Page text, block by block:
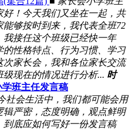
！今天我们又坐在一起，共
够按时到来，我代表全班72
接任这个班级已经快一年
的性格特点、行为习惯、学习
家长会，我和各位家长交流
现在的情况进行分析... 时
学班主任发言稿
社会生活中，我们都可能会用
严密，态度明确，观点鲜明
底应如何写好一份发言稿